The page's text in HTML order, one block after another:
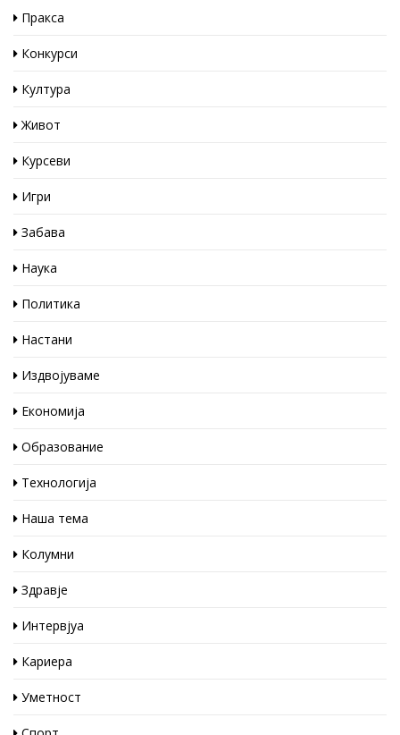
Пракса
Конкурси
Култура
Живот
Курсеви
Игри
Забава
Наука
Политика
Настани
Издвојуваме
Економија
Образование
Технологија
Наша тема
Колумни
Здравје
Интервјуа
Кариера
Уметност